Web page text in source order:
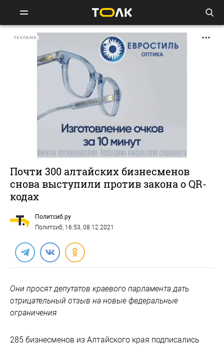
РЕКЛАМА
Почти 300 алтайских бизнесменов
снова выступили против закона о QR-
кодах
Политсиб.ру
Политсиб, 16:53, 08.12.2021
Они просят депутатов краевого парламента дать
отрицательный отзыв на новые федеральные
ограничения
285 бизнесменов из Алтайского края подписались